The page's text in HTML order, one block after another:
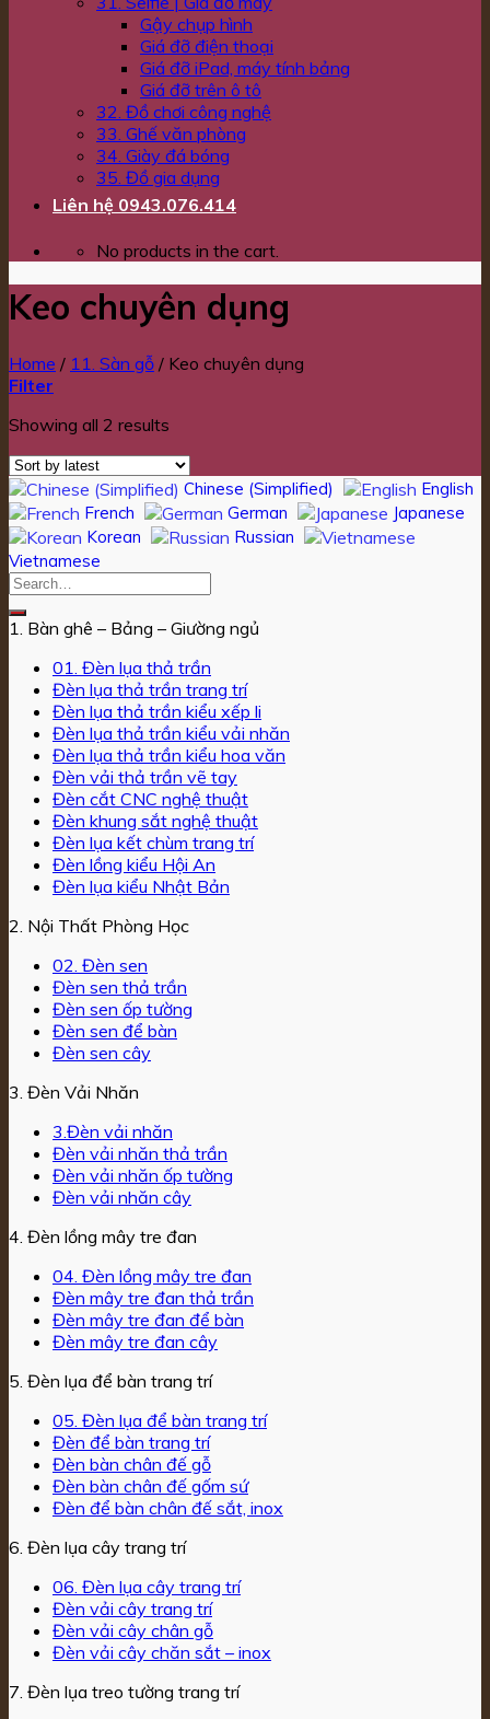
Gậy chụp hình
Giá đỡ điện thoại
Giá đỡ iPad, máy tính bảng
Giá đỡ trên ô tô
32. Đồ chơi công nghệ
33. Ghế văn phòng
34. Giày đá bóng
35. Đồ gia dụng
Liên hệ 0943.076.414
No products in the cart.
Keo chuyên dụng
Home / 11. Sàn gỗ / Keo chuyên dụng
Filter
Showing all 2 results
Chinese (Simplified)
English
French
German
Japanese
Korean
Russian
Vietnamese
1. Bàn ghê – Bảng – Giường ngủ
01. Đèn lụa thả trần
Đèn lụa thả trần trang trí
Đèn lụa thả trần kiểu xếp li
Đèn lụa thả trần kiểu vải nhăn
Đèn lụa thả trần kiểu hoa văn
Đèn vải thả trần vẽ tay
Đèn cắt CNC nghệ thuật
Đèn khung sắt nghệ thuật
Đèn lụa kết chùm trang trí
Đèn lồng kiểu Hội An
Đèn lụa kiểu Nhật Bản
2. Nội Thất Phòng Học
02. Đèn sen
Đèn sen thả trần
Đèn sen ốp tường
Đèn sen để bàn
Đèn sen cây
3. Đèn Vải Nhăn
3.Đèn vải nhăn
Đèn vải nhăn thả trần
Đèn vải nhăn ốp tường
Đèn vải nhăn cây
4. Đèn lồng mây tre đan
04. Đèn lồng mây tre đan
Đèn mây tre đan thả trần
Đèn mây tre đan để bàn
Đèn mây tre đan cây
5. Đèn lụa để bàn trang trí
05. Đèn lụa để bàn trang trí
Đèn để bàn trang trí
Đèn bàn chân đế gỗ
Đèn bàn chân đế gốm sứ
Đèn để bàn chân đế sắt, inox
6. Đèn lụa cây trang trí
06. Đèn lụa cây trang trí
Đèn vải cây trang trí
Đèn vải cây chân gỗ
Đèn vải cây chăn sắt – inox
7. Đèn lụa treo tường trang trí